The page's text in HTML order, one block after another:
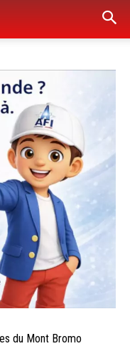
du Mont Bromo